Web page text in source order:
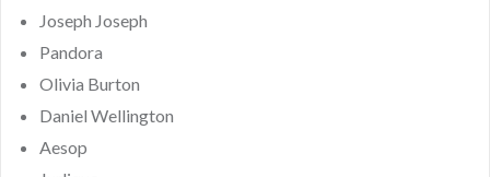
Joseph Joseph
Pandora
Olivia Burton
Daniel Wellington
Aesop